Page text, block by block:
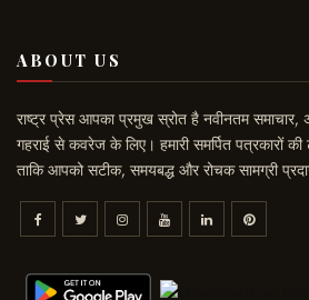
ABOUT US
राष्ट्र प्रेस आपका प्रमुख स्रोत है नवीनतम समाचार,
गहराई से कवरेज के लिए। हमारी समर्पित पत्रकारों की
ताकि आपको सटीक, समयबद्ध और रोचक सामग्री